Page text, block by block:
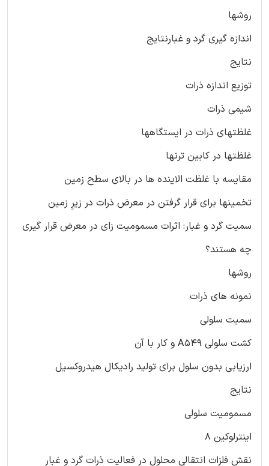
روشها
اندازه گیری گرد و غبارنتایج
نتایج
توزیع اندازه ذرات
شیمی ذرات
غلظتهای ذرات در ایستگاهها
غلظتها در کابین ترنها
مقایسه با غلظت الاینده ها در بالای سطح زمین
تخمینها برای قرار گرفتن در معرض ذرات در زیرِ زمین
سمیت گرد و غبار: اثرات مسمومیت زای در معرض قرار گیری
چه هستند؟
روشها
نمونه های ذرات
سمیت سلولی
کشت سلولی A549 و کار با آن
ارزیابی بدون سلول برای تولید رادیکال هیدروکسیل
نتایج
مسمومیت سلولی
اینترلوکین 8
نقش فلزات انتقالی محلول در فعالیت ذرات گرد و غبار